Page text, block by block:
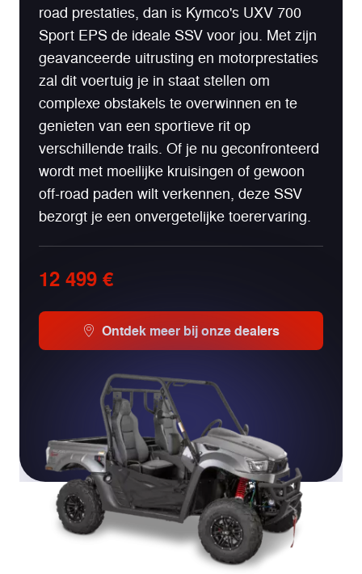
road prestaties, dan is Kymco's UXV 700
Sport EPS de ideale SSV voor jou. Met zijn
geavanceerde uitrusting en motorprestaties
zal dit voertuig je in staat stellen om
complexe obstakels te overwinnen en te
genieten van een sportieve rit op
verschillende trails. Of je nu geconfronteerd
wordt met moeilijke kruisingen of gewoon
off-road paden wilt verkennen, deze SSV
bezorgt je een onvergetelijke toerervaring.
12 499 €
Ontdek meer bij onze dealers